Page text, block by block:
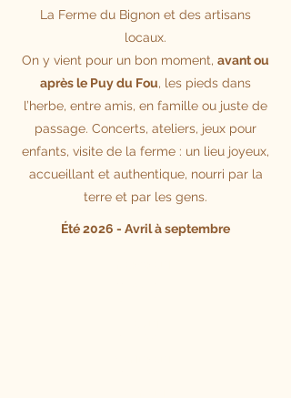
La Ferme du Bignon et des artisans
locaux.
On y vient pour un bon moment, avant ou
après le Puy du Fou, les pieds dans
l’herbe, entre amis, en famille ou juste de
passage. Concerts, ateliers, jeux pour
enfants, visite de la ferme : un lieu joyeux,
accueillant et authentique, nourri par la
terre et par les gens.
Été 2026 - Avril à septembre